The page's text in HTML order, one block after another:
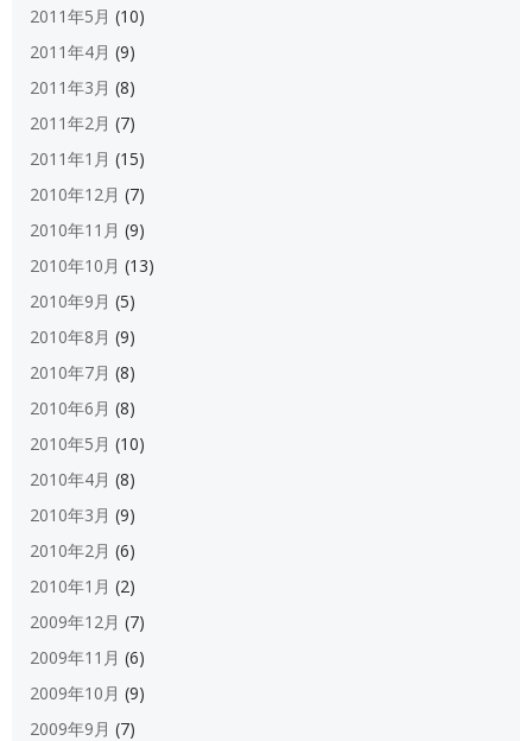
2011年5月 (10)
2011年4月 (9)
2011年3月 (8)
2011年2月 (7)
2011年1月 (15)
2010年12月 (7)
2010年11月 (9)
2010年10月 (13)
2010年9月 (5)
2010年8月 (9)
2010年7月 (8)
2010年6月 (8)
2010年5月 (10)
2010年4月 (8)
2010年3月 (9)
2010年2月 (6)
2010年1月 (2)
2009年12月 (7)
2009年11月 (6)
2009年10月 (9)
2009年9月 (7)